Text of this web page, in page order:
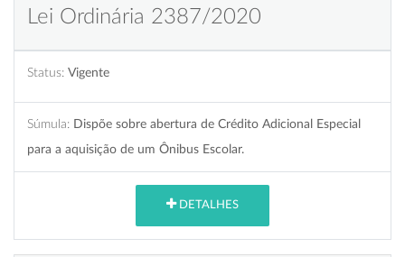
Lei Ordinária 2387/2020
Status: Vigente
Súmula: Dispõe sobre abertura de Crédito Adicional Especial
para a aquisição de um Ônibus Escolar.
DETALHES